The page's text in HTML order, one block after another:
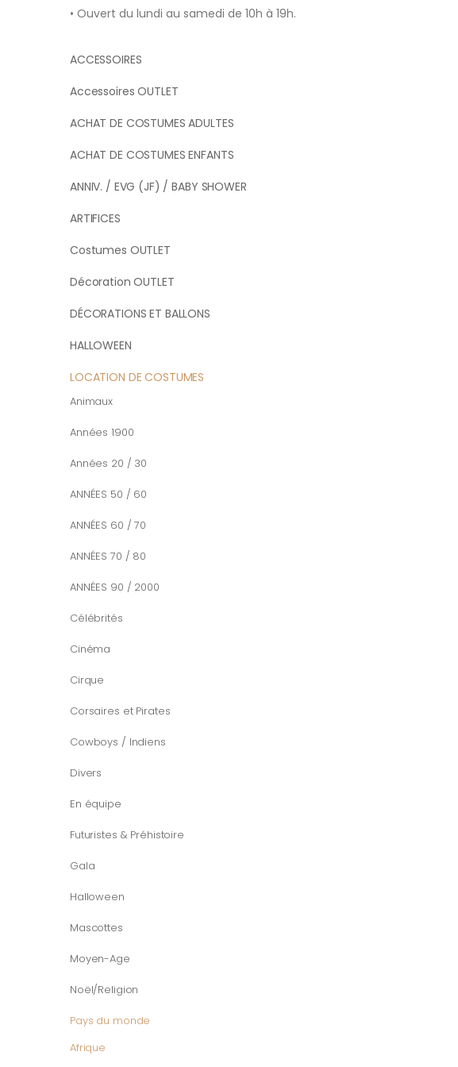
• Ouvert du lundi au samedi de 10h à 19h.
ACCESSOIRES
Accessoires OUTLET
ACHAT DE COSTUMES ADULTES
ACHAT DE COSTUMES ENFANTS
ANNIV. / EVG (JF) / BABY SHOWER
ARTIFICES
Costumes OUTLET
Décoration OUTLET
DÉCORATIONS ET BALLONS
HALLOWEEN
LOCATION DE COSTUMES
Animaux
Années 1900
Années 20 / 30
ANNÉES 50 / 60
ANNÉES 60 / 70
ANNÉES 70 / 80
ANNÉES 90 / 2000
Célébrités
Cinéma
Cirque
Corsaires et Pirates
Cowboys / Indiens
Divers
En équipe
Futuristes & Préhistoire
Gala
Halloween
Mascottes
Moyen-Age
Noël/Religion
Pays du monde
Afrique